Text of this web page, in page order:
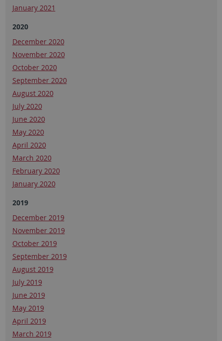
January 2021
2020
December 2020
November 2020
October 2020
September 2020
August 2020
July 2020
June 2020
May 2020
April 2020
March 2020
February 2020
January 2020
2019
December 2019
November 2019
October 2019
September 2019
August 2019
July 2019
June 2019
May 2019
April 2019
March 2019